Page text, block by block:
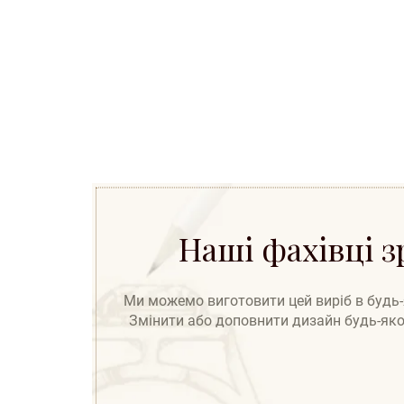
Наші фахівці
Ми можемо виготовити цей виріб в будь-
Змінити або доповнити дизайн будь-